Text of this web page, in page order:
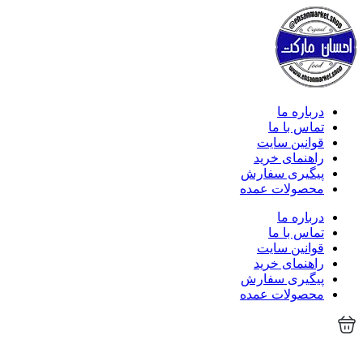
درباره ما
تماس با ما
قوانین سایت
راهنمای خرید
پیگیری سفارش
محصولات عمده
درباره ما
تماس با ما
قوانین سایت
راهنمای خرید
پیگیری سفارش
محصولات عمده